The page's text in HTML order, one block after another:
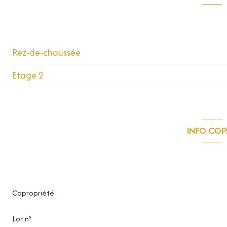
Rez-de-chaussée
Salle à manger / cuisine
Etage 2
INFO
Copropriété
Lot n°